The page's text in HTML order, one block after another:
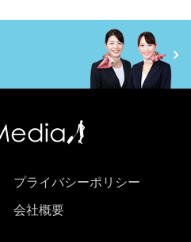
プライバシーポリシー
会社概要